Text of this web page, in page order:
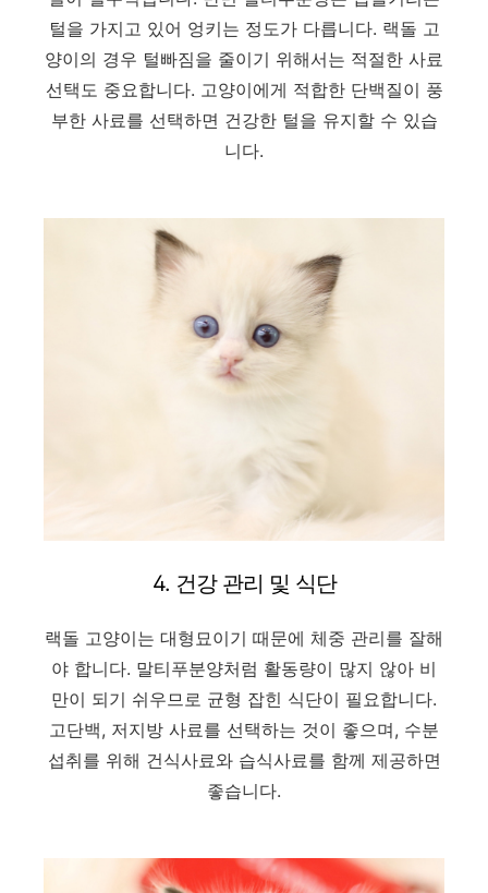
털을 가지고 있어 엉키는 정도가 다릅니다. 랙돌 고
양이의 경우 털빠짐을 줄이기 위해서는 적절한 사료
선택도 중요합니다. 고양이에게 적합한 단백질이 풍
부한 사료를 선택하면 건강한 털을 유지할 수 있습
니다.
4. 건강 관리 및 식단
랙돌 고양이는 대형묘이기 때문에 체중 관리를 잘해
야 합니다. 말티푸분양처럼 활동량이 많지 않아 비
만이 되기 쉬우므로 균형 잡힌 식단이 필요합니다.
고단백, 저지방 사료를 선택하는 것이 좋으며, 수분
섭취를 위해 건식사료와 습식사료를 함께 제공하면
좋습니다.